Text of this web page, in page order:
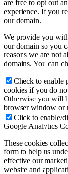
are free to opt out
experience. If you
our domain.
We provide you
our domain so you
reasons we are not
domains. You can
Check to enable
cookies if you do
Otherwise you will
browser window or
Click to enable/
Google Analytics
These cookies
form to help us
effective our
website and